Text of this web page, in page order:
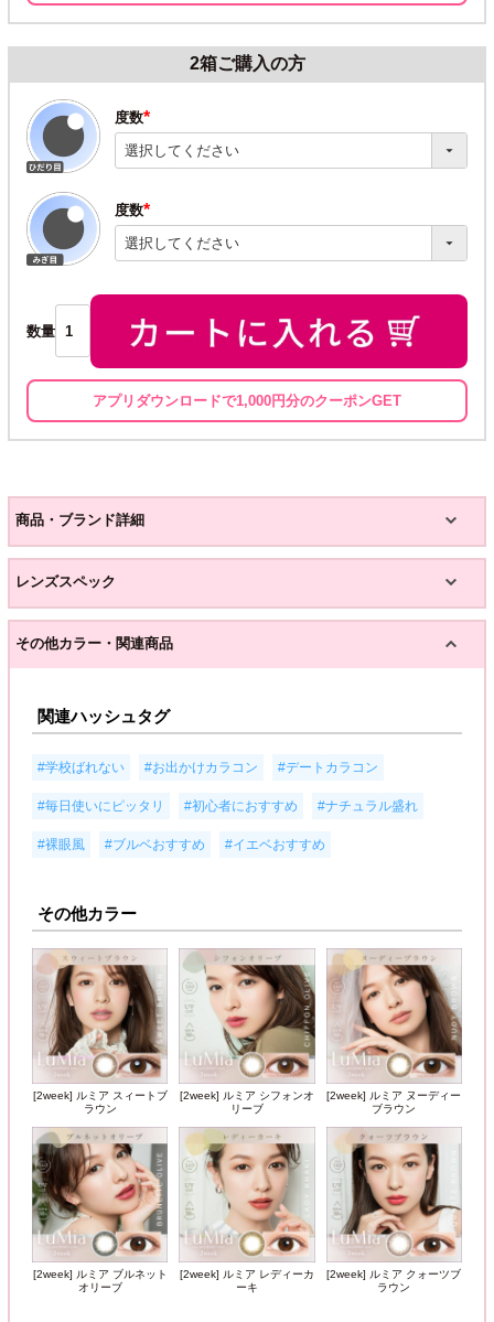
2箱ご購入の方
度数
(必
須)
度数
(必
須)
数量
アプリダウンロードで1,000円分のクーポンGET
商品・ブランド詳細
レンズスペック
その他カラー・関連商品
関連ハッシュタグ
#学校ばれない #お出かけカラコン #デートカラコン
#毎日使いにピッタリ #初心者におすすめ #ナチュラル盛れ
#裸眼風 #ブルベおすすめ #イエベおすすめ
その他カラー
[2week] ルミア スィートブ
ラウン
[2week] ルミア シフォンオ
リーブ
[2week] ルミア ヌーディー
ブラウン
[2week] ルミア ブルネット
オリーブ
[2week] ルミア レディーカ
ーキ
[2week] ルミア クォーツブ
ラウン